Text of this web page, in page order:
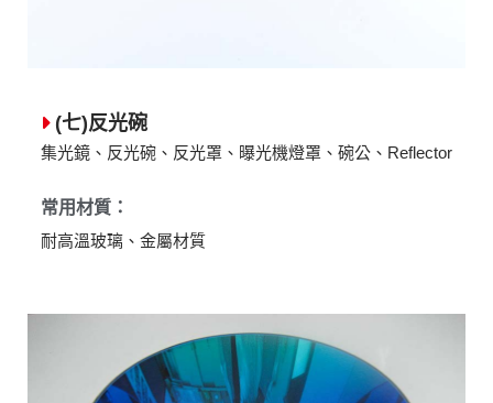
(七)反光碗
集光鏡、反光碗、反光罩、曝光機燈罩、碗公、Reflector
常用材質：
耐高溫玻璃、金屬材質